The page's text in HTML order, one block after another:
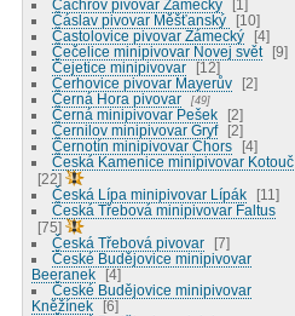
Čachrov pivovar Zámecký
1
Čáslav pivovar Měšťanský
10
Častolovice pivovar Zámecký
4
Čečelice minipivovar Novej svět
9
Čejetice minipivovar
12
Cerhovice pivovar Mayerův
2
Černá Hora pivovar
49
Černá minipivovar Pešek
2
Černilov minipivovar Gryf
2
Černotín minipivovar Chors
4
Česká Kamenice minipivovar Kotouč
22
Česká Lípa minipivovar Lípák
11
Česká Třebová minipivovar Faltus
75
Česká Třebová pivovar
7
České Budějovice minipivovar
Beeranek
4
České Budějovice minipivovar
Kněžínek
6